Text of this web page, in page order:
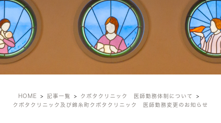
クボタクリニック 医師勤務体
制について
HOME 記事一覧
クボタクリニック 医師勤務体制について
クボタクリニック及び錦糸町クボタクリニック 医師勤務変更のお知らせ